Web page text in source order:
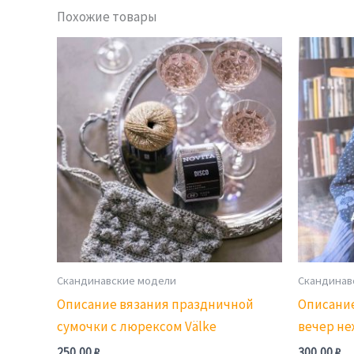
Похожие товары
Скандинавские модели
Описание вязания праздничной
сумочки с люрексом Välke
вечер